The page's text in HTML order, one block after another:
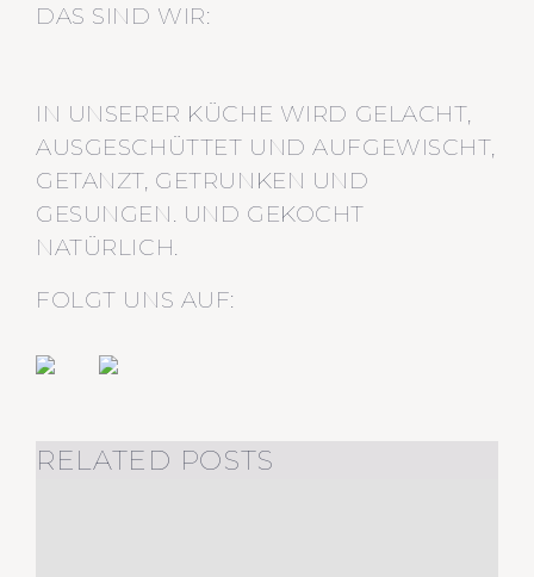
DAS SIND WIR:
IN UNSERER KÜCHE WIRD GELACHT,
AUSGESCHÜTTET UND AUFGEWISCHT,
GETANZT, GETRUNKEN UND
GESUNGEN. UND GEKOCHT
NATÜRLICH.
FOLGT UNS AUF:
RELATED POSTS